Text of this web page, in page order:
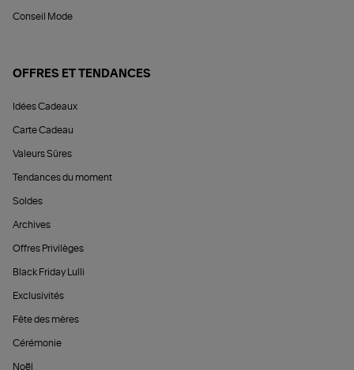
Conseil Mode
OFFRES ET TENDANCES
Idées Cadeaux
Carte Cadeau
Valeurs Sûres
Tendances du moment
Soldes
Archives
Offres Privilèges
Black Friday Lulli
Exclusivités
Fête des mères
Cérémonie
Noël